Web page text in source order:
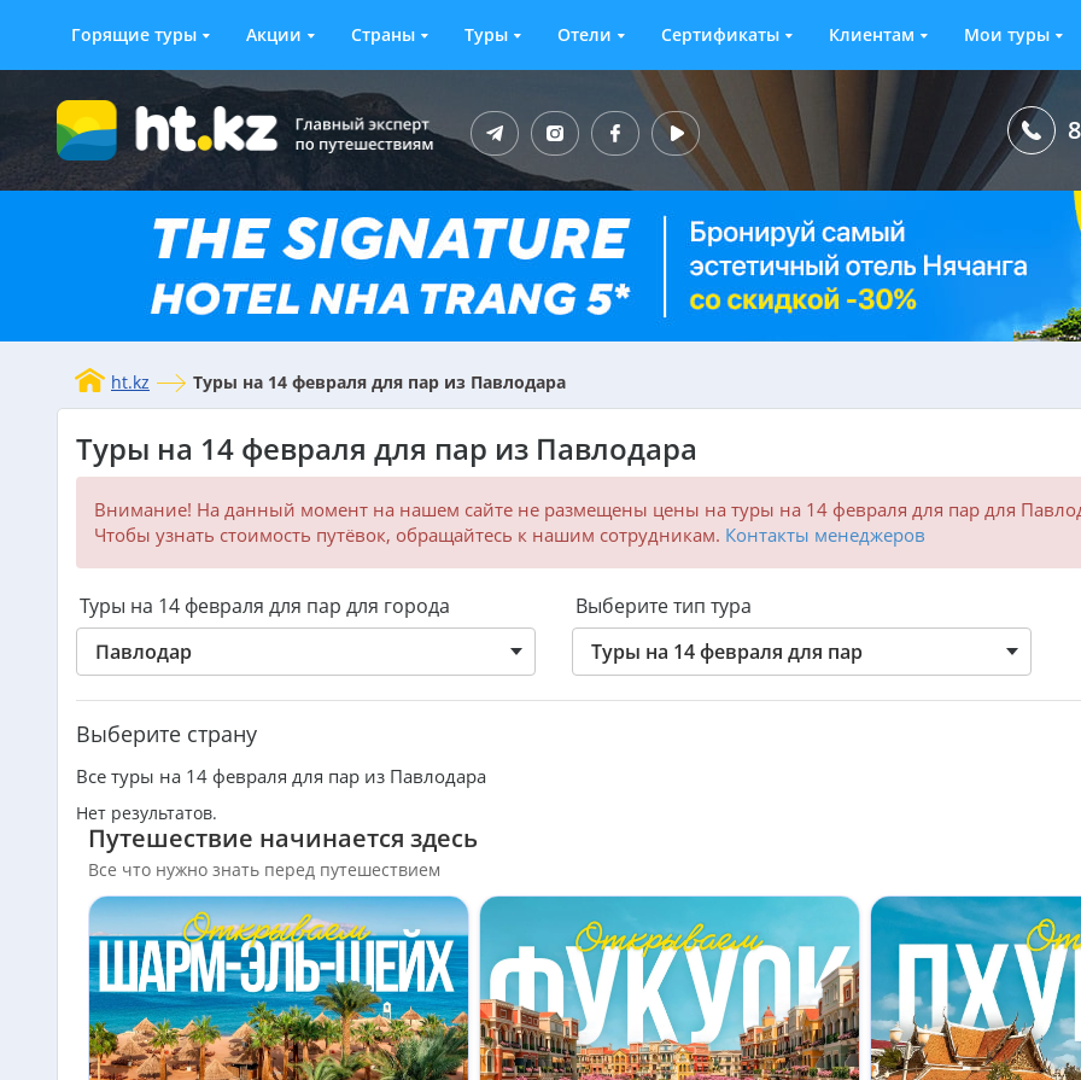
Горящие туры Акции Страны Туры Отели Сертификаты Клиентам Мои туры
ht.kz Туры на 14 февраля для пар из Павлодара
Туры на 14 февраля для пар из Павлодара
Внимание! На данный момент на нашем сайте не размещены цены на туры на 14 февраля для пар для
Чтобы узнать стоимость путёвок, обращайтесь к нашим сотрудникам. Контакты менеджеров
Туры на 14 февраля для пар для города
Павлодар
Выберите тип тура
Туры на 14 февраля для пар
Выберите страну
Все туры на 14 февраля для пар из Павлодара
Нет результатов.
Путешествие начинается здесь
Все что нужно знать перед путешествием